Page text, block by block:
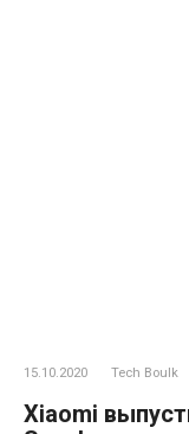
15.10.2020 Tech Boulk
Xiaomi